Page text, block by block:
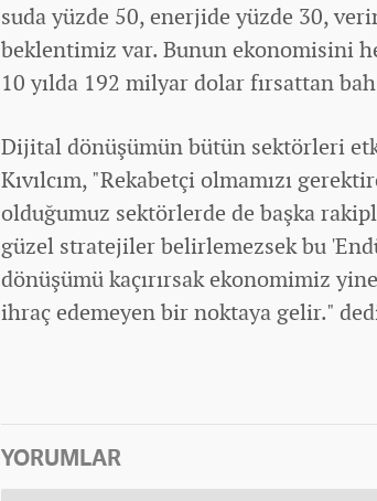
suda yüzde 50, enerjide yüzde 30,
beklentimiz var. Bununekonomisini
10 yılda 192 milyar dolar fırsattan
Dijital dönüşümün bütün sektörleri
Kıvılcım, "Rekabetçi olmamızı
olduğumuz sektörlerde de başka
güzel stratejiler belirlemezsek bu
dönüşümü kaçırırsak ekonomimiz
ihraç edemeyen bir noktaya gelir."
YORUMLAR